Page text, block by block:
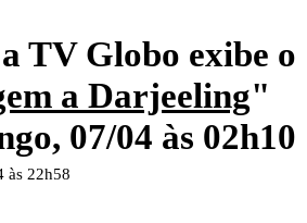
TV Globo exibe o
a Darjeeling"
07/04 às 02h10
às 22h58